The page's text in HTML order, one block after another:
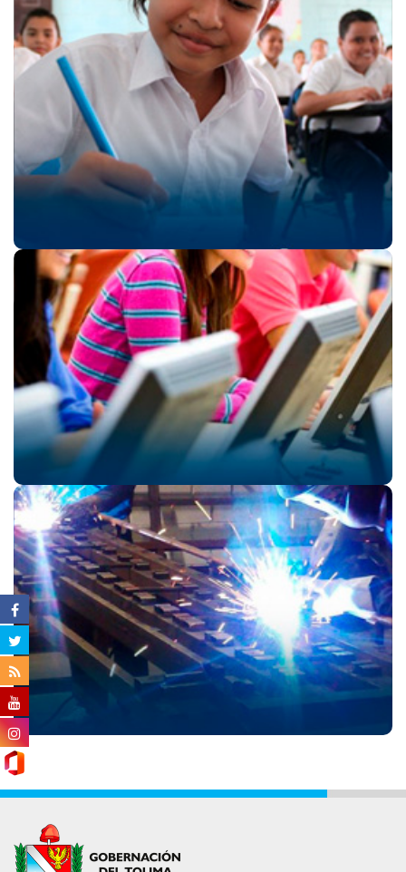
Educación Básica y
Media
Un espacio especialmente creado para Explorar,
Imaginar y Transformar…….
……
Educación Superior
Un espacio especialmente creado para Explorar,
Imaginar y Transformar.. …………………………
……
Ingresar
Formación para el
Trabajo
Un espacio especialmente creado para Explorar,
Imaginar y Transformar.
Ingresar